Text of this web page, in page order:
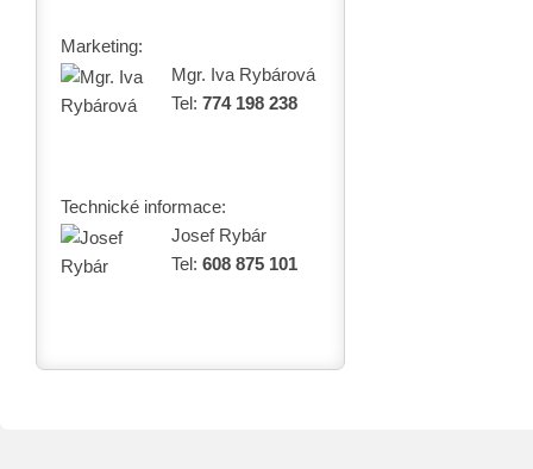
Marketing:
Mgr. Iva Rybárová
Tel: 774 198 238
Technické informace:
Josef Rybár
Tel: 608 875 101